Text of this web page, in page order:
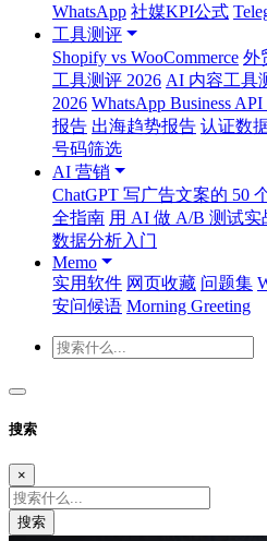
WhatsApp 社媒KPI公式
工具测评
Shopify vs WooCommerce 外
工具测评 2026 AI 内容工具
2026 WhatsApp Business
报告 出海趋势报告 认证数
号码筛选
AI 营销
ChatGPT 写广告文案的 50
全指南 用 AI 做 A/B 测试实
数据分析入门
Memo
实用软件 网页收藏 问题集
安问候语 Morning Greeting
搜索
×
搜索